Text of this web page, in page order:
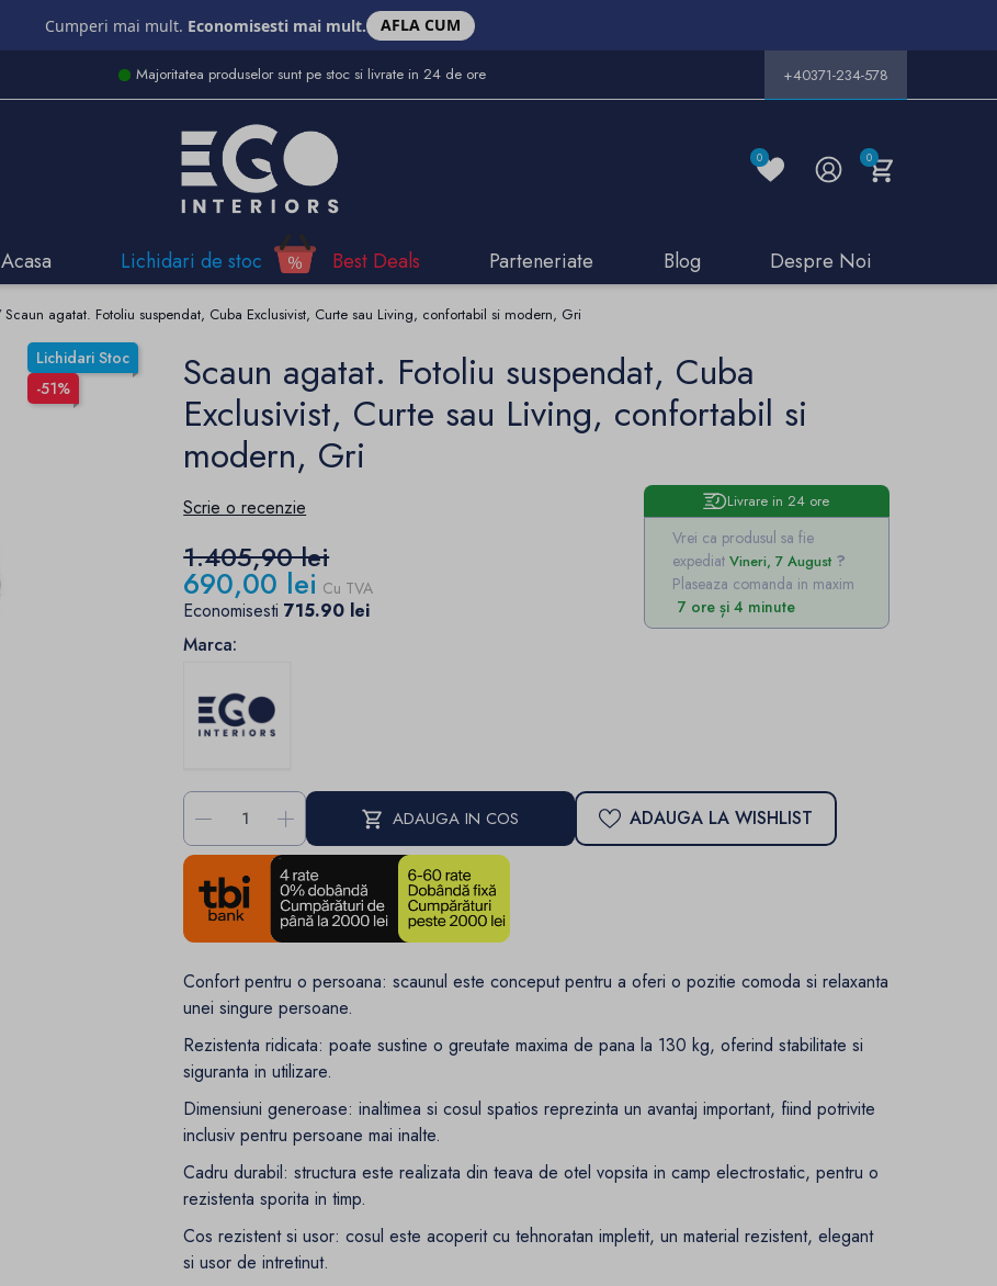
Cumperi mai mult. Economisesti mai mult. AFLA CUM
Majoritatea produselor sunt pe stoc si livrate in 24 de ore +40371-234-578
0 0
Acasa Lichidari de stoc Best Deals Parteneriate Blog Despre Noi
Scaun agatat. Fotoliu suspendat, Cuba Exclusivist, Curte sau Living, confortabil si modern, Gri
Lichidari Stoc
-51%
Scaun agatat. Fotoliu suspendat, Cuba
Exclusivist, Curte sau Living, confortabil si
modern, Gri
Livrare in 24 ore
Vrei ca produsul sa fie
expediat Vineri, 7 August
Plaseaza comanda in maxim
7 ore și 4 minute
Scrie o recenzie
1.405,90 lei
690,00 lei Cu TVA
Economisesti 715.90 lei
Marca:
- + ADAUGA IN COS ADAUGA LA WISHLIST
Confort pentru o persoana: scaunul este conceput pentru a oferi o pozitie comoda si relaxanta
unei singure persoane.
Rezistenta ridicata: poate sustine o greutate maxima de pana la 130 kg, oferind stabilitate si
siguranta in utilizare.
Dimensiuni generoase: inaltimea si cosul spatios reprezinta un avantaj important, fiind potrivite
inclusiv pentru persoane mai inalte.
Cadru durabil: structura este realizata din teava de otel vopsita in camp electrostatic, pentru o
rezistenta sporita in timp.
Cos rezistent si usor: cosul este acoperit cu tehnoratan impletit, un material rezistent, elegant
si usor de intretinut.